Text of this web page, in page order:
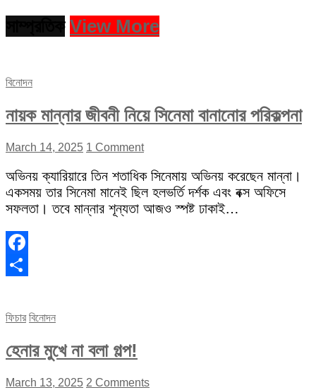
View More
বিনোদন
নায়ক মান্নার জীবনী নিয়ে সিনেমা বানানোর পরিকল্পনা
March 14, 2025 1 Comment
অভিনয় ক্যারিয়ারে তিন শতাধিক সিনেমায় অভিনয় করেছেন মান্না।
একসময় তার সিনেমা মানেই ছিল হলভর্তি দর্শক এবং বক্স অফিসে
সফলতা। তবে মান্নার শূন্যতা আজও স্পষ্ট ঢাকাই…
Facebook
ফিচার বিনোদন
হেনার মুখে না বলা গল্প!
March 13, 2025 2 Comments